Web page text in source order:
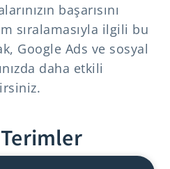
başarısını
sıralamasıyla ilgili bu
Google Ads ve sosyal
daha etkili